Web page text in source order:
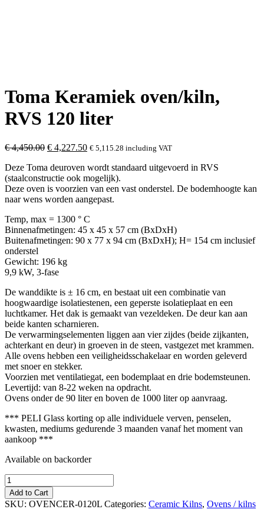
Toma Keramiek oven/kiln,
RVS 120 liter
€4,450.00 Original
was:
€ 4,450.00.
€ 4,227.50Current
is:
€ 4,227.50.
€ 5,115.28 including VAT
Deze Toma deuroven wordt standaard uitgevoerd in RVS
(staalconstructie ook mogelijk).
Deze oven is voorzien van een vast onderstel. De bodemhoogte kan
naar wens worden aangepast.
Temp, max = 1300 ° C
Binnenafmetingen: 45 x 45 x 57 cm (BxDxH)
Buitenafmetingen: 90 x 77 x 94 cm (BxDxH); H= 154 cm inclusief
onderstel
Gewicht: 196 kg
9,9 kW, 3-fase
De wanddikte is ± 16 cm, en bestaat uit een combinatie van
hoogwaardige isolatiestenen, een geperste isolatieplaat en een
luchtkamer. Het dak is gemaakt van vezeldeken. De deur kan aan
beide kanten scharnieren.
De verwarmingselementen liggen aan vier zijdes (beide zijkanten,
achterkant en deur) in groeven in de steen, vastgezet met krammen.
Alle ovens hebben een veiligheidsschakelaar en worden geleverd
met snoer en stekker.
Voorzien met ventilatiegat, een bodemplaat en drie bodemsteunen.
Levertijd: van 8-22 weken na opdracht.
Ovens onder de 90 liter en boven de 1000 liter op aanvraag.
*** PELI Glass korting op alle individuele verven, penselen,
kwasten, mediums gedurende 3 maanden vanaf het moment van
aankoop ***
Available on backorder
Toma
Keramiek
oven/kiln,
RVS
Add to Cart
SKU: OVENCER-0120L Categories: Ceramic Kilns, Ovens / kilns